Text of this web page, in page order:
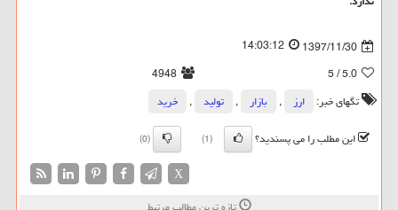
1397/11/30
14:03:12
5.0
/ 5
4948
تگهای خبر:
ارز , بازار , تولید ,
خرید
این مطلب را می پسندید؟
(1)
(0)
X